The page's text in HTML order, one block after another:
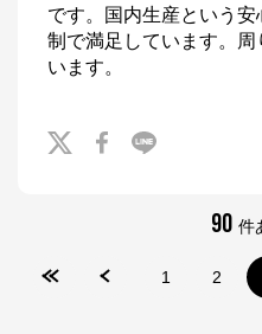
です。国内生産という
制で満足しています。
います。
90 件
1 2
※外部サイ
マウスコンピュータ